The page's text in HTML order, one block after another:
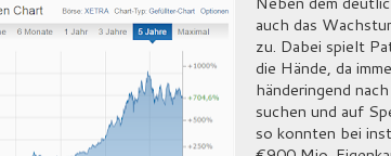
auch das
zu. Dabei spielt
die Hände, da
händeringend
suchen und auf
so konnten bei